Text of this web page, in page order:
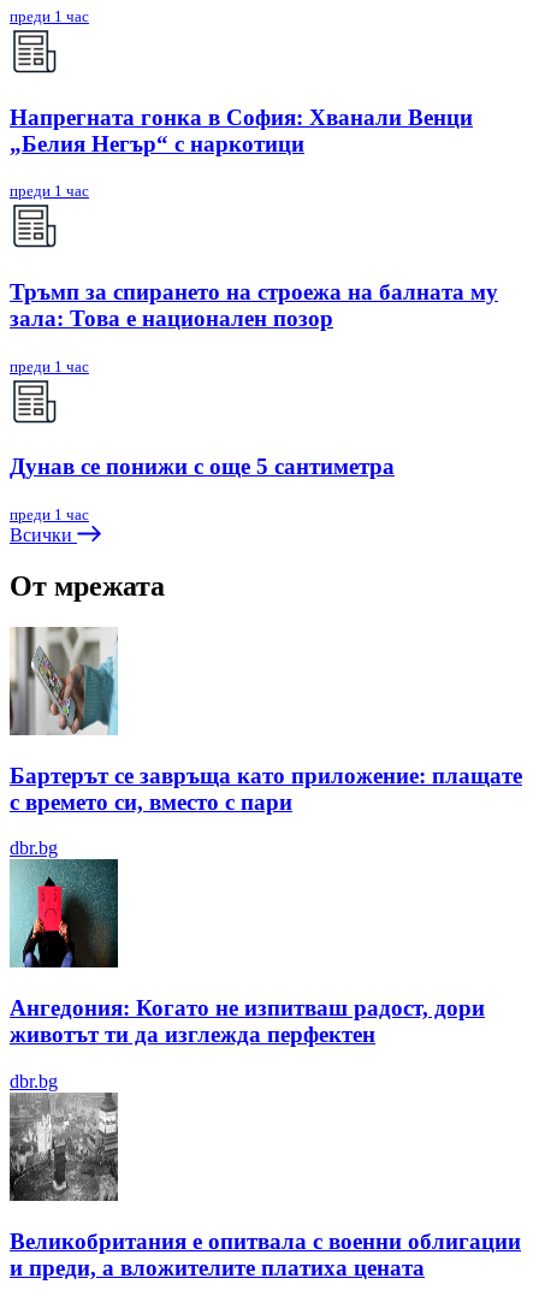
преди 1 час
Напрегната гонка в София: Хванали Венци
„Белия Негър“ с наркотици
преди 1 час
Тръмп за спирането на строежа на балната му
зала: Това е национален позор
преди 1 час
Дунав се понижи с още 5 сантиметра
преди 1 час
Всички
От мрежата
Бартерът се завръща като приложение: плащате
с времето си, вместо с пари
dbr.bg
Ангедония: Когато не изпитваш радост, дори
животът ти да изглежда перфектен
dbr.bg
Великобритания е опитвала с военни облигации
и преди, а вложителите платиха цената